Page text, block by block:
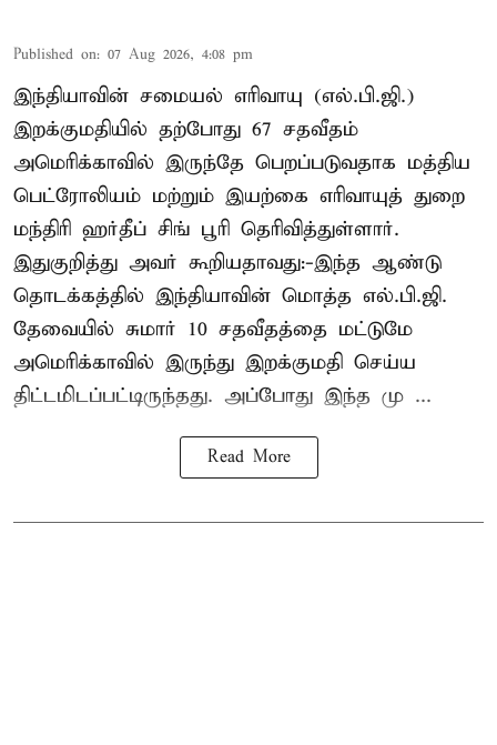
Published on: 07 Aug 2026, 4:08 pm
இந்தியாவின் சமையல் எரிவாயு (எல்.பி.ஜி.)
இறக்குமதியில் தற்போது 67 சதவீதம்
அமெரிக்காவில் இருந்தே பெறப்படுவதாக மத்திய
பெட்ரோலியம் மற்றும் இயற்கை எரிவாயுத் துறை
மந்திரி ஹர்தீப் சிங் பூரி தெரிவித்துள்ளார்.
இதுகுறித்து அவர் கூறியதாவது:-இந்த ஆண்டு
தொடக்கத்தில் இந்தியாவின் மொத்த எல்.பி.ஜி.
தேவையில் சுமார் 10 சதவீதத்தை மட்டுமே
அமெரிக்காவில் இருந்து இறக்குமதி செய்ய
திட்டமிடப்பட்டிருந்தது. அப்போது இந்த மு ...
Read More